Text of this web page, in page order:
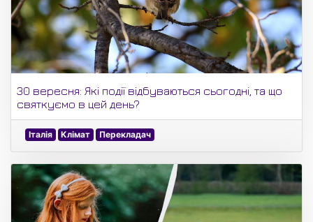
30 вересня: Які події відбуваються сьогодні, та що
святкуємо в цей день?
Італія Клімат Перекладач